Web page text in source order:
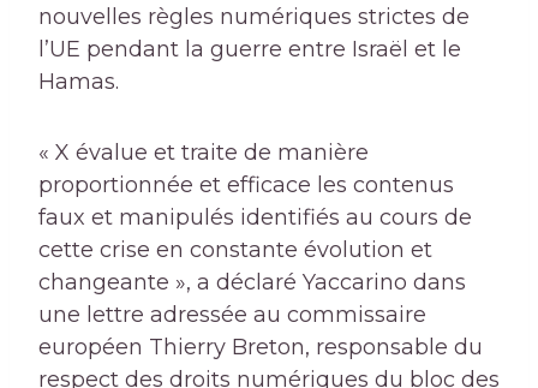
nouvelles règles numériques strictes de
l’UE pendant la guerre entre Israël et le
Hamas.
« X évalue et traite de manière
proportionnée et efficace les contenus
faux et manipulés identifiés au cours de
cette crise en constante évolution et
changeante », a déclaré Yaccarino dans
une lettre adressée au commissaire
européen Thierry Breton, responsable du
respect des droits numériques du bloc des